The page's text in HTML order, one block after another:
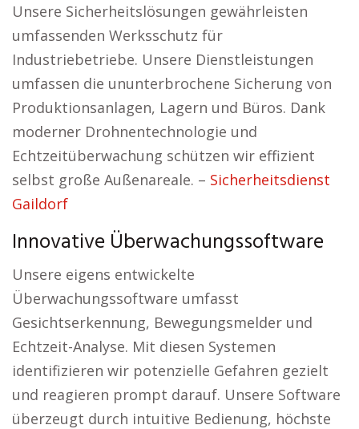
Unsere Sicherheitslösungen gewährleisten
umfassenden Werksschutz für
Industriebetriebe. Unsere Dienstleistungen
umfassen die ununterbrochene Sicherung von
Produktionsanlagen, Lagern und Büros. Dank
moderner Drohnentechnologie und
Echtzeitüberwachung schützen wir effizient
selbst große Außenareale. – Sicherheitsdienst
Gaildorf
Innovative Überwachungssoftware
Unsere eigens entwickelte
Überwachungssoftware umfasst
Gesichtserkennung, Bewegungsmelder und
Echtzeit-Analyse. Mit diesen Systemen
identifizieren wir potenzielle Gefahren gezielt
und reagieren prompt darauf. Unsere Software
überzeugt durch intuitive Bedienung, höchste